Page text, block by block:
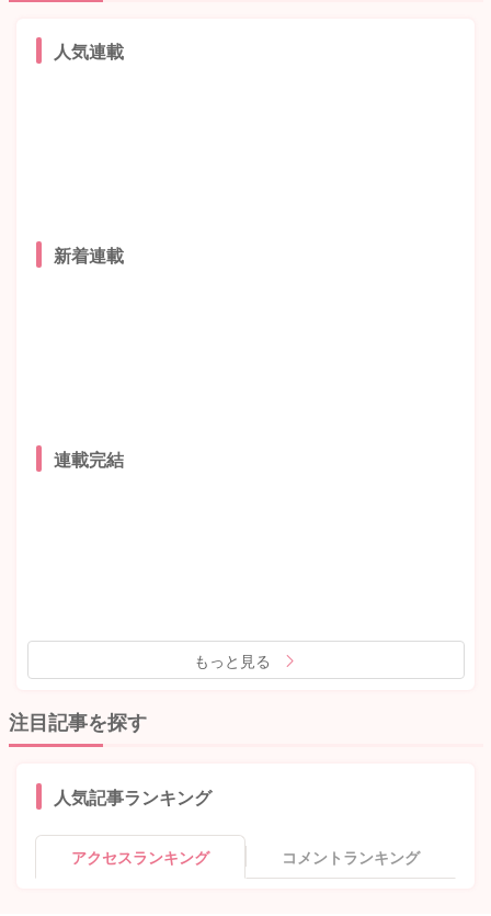
人気連載
新着連載
連載完結
もっと見る
注目記事を探す
人気記事ランキング
アクセスランキング コメントランキング